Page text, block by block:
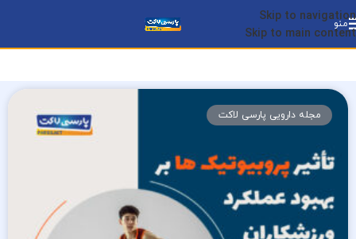
Skip to navigation
Skip to main content
منو
مجله دارویی پارسی لاکت